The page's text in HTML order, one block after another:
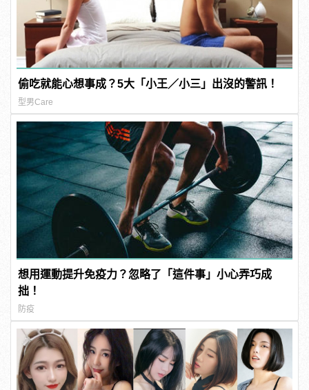
偷吃就能心想事成？5大「小王／小三」出沒的警訊！
型男Care
想用運動提升免疫力？忽略了「這件事」小心弄巧成
拙！
防疫